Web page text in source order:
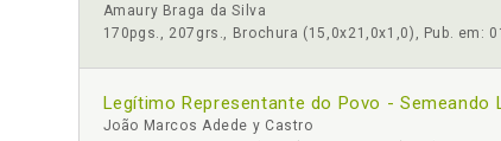
Amaury Braga da Silva
170pgs., 207grs., Brochura (15,0x21,0x1,0), Pub. em:
Legítimo Representante do Povo - Semeando
João Marcos Adede y Castro